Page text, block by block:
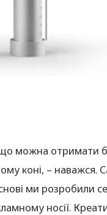
можна отримати
коні, – наважся.
ми розробили
носії.